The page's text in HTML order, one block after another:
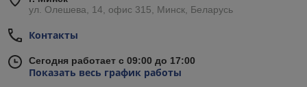
ул. Олешева, 14, офис 315, Минск, Беларусь
Контакты
Сегодня работает с 09:00 до 17:00
Показать весь график работы